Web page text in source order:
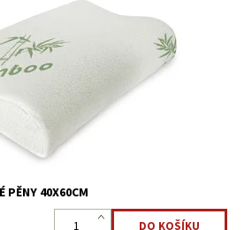
spánek vám přinášíme Luxusní
pěny, který je vhodný pro
páteře. ...
>5 ks
PĚNY 40X60CM